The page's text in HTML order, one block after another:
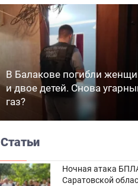
В Балакове погибли
и двое детей. Снова
газ?
Статьи
Ночная атака
Саратовской